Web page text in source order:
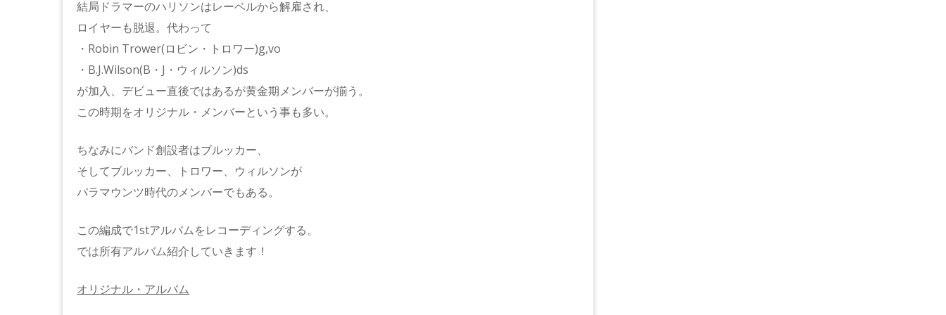
結局ドラマーのハリソンはレーベルから解雇され、
ロイヤーも脱退。代わって
・Robin Trower(ロビン・トロワー)g,vo
・B.J.Wilson(B・J・ウィルソン)ds
が加入、デビュー直後ではあるが黄金期メンバーが揃う。
この時期をオリジナル・メンバーという事も多い。
ちなみにバンド創設者はブルッカー、
そしてブルッカー、トロワー、ウィルソンが
パラマウンツ時代のメンバーでもある。
この編成で1stアルバムをレコーディングする。
では所有アルバム紹介していきます！
オリジナル・アルバム